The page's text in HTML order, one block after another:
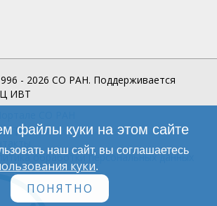
- 2026 СО РАН. Поддерживается
ИВТ
обработки персональных данных
файлы куки на этом сайте
наш сайт, вы соглашаетесь
куки.
ПОНЯТНО